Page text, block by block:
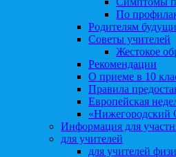
По
Родителям
Советы учителей
Жестокое
Рекомендации
О приеме в 10
Правила
Европейская
«Нижегородский
Информация для
для учителей
для учителей